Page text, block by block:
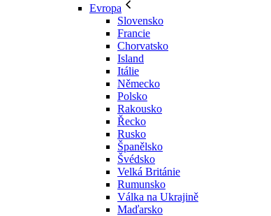
Evropa
Slovensko
Francie
Chorvatsko
Island
Itálie
Německo
Polsko
Rakousko
Řecko
Rusko
Španělsko
Švédsko
Velká Británie
Rumunsko
Válka na Ukrajině
Maďarsko